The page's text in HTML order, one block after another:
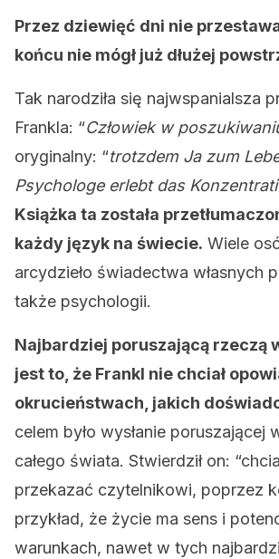
Przez dziewięć dni nie
końcu nie mógł już dłużej
Tak narodziła się najwspanialsza
Frankla: “Człowiek w
oryginalny: “trotzdem Ja zum
Psychologe erlebt das
Książka ta została
każdy język na świecie. Wiele
arcydzieło świadectwa własnych
także psychologii.
Najbardziej poruszającą rzeczą
jest to, że Frankl nie chciał
okrucieństwach, jakich
celem było wysłanie poruszającej
całego świata. Stwierdził on:
przekazać czytelnikowi, poprzez
przykład, że życie ma sens i
warunkach, nawet w tych